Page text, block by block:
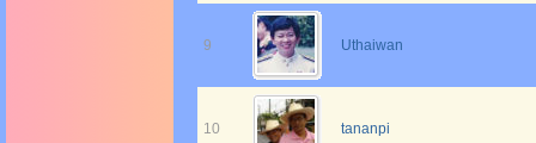
9 Uthaiwan
10 tananpi